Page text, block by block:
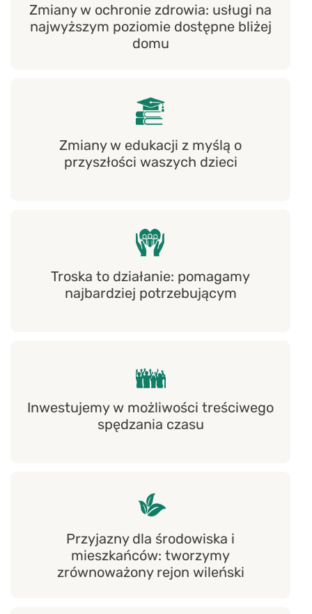
Zmiany w ochronie zdrowia: usługi na
najwyższym poziomie dostępne bliżej
domu
Zmiany w edukacji z myślą o
przyszłości waszych dzieci
Troska to działanie: pomagamy
najbardziej potrzebującym
Inwestujemy w możliwości treściwego
spędzania czasu
Przyjazny dla środowiska i
mieszkańców: tworzymy
zrównoważony rejon wileński